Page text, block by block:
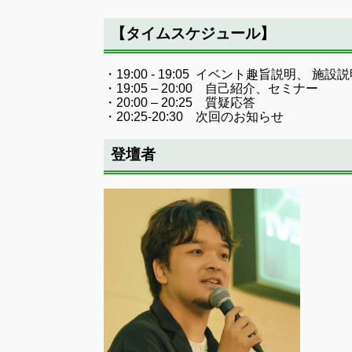
【タイムスケジュール】
・19:00 - 19:05 イベント趣旨説明、 施設
・19:05 – 20:00 自己紹介、セミナー
・20:00 – 20:25 質疑応答
・20:25‐20:30 次回のお知らせ
登壇者